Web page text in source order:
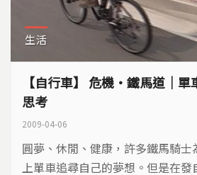
生活
【自行車】 危機‧鐵馬道｜
思考
2009-04-06
圓夢、休閒、健康，許多鐵馬騎
上單車追尋自己的夢想。但是在發